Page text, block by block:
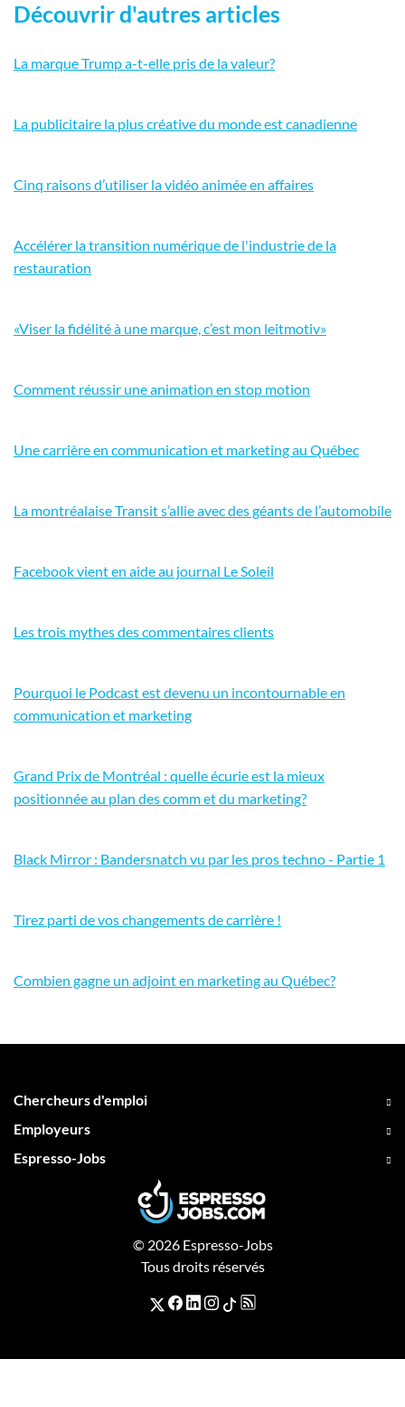
Découvrir d'autres articles
La marque Trump a-t-elle pris de la valeur?
La publicitaire la plus créative du monde est canadienne
Cinq raisons d’utiliser la vidéo animée en affaires
Accélérer la transition numérique de l'industrie de la
restauration
«Viser la fidélité à une marque, c’est mon leitmotiv»
Comment réussir une animation en stop motion
Une carrière en communication et marketing au Québec
La montréalaise Transit s’allie avec des géants de l’automobile
Facebook vient en aide au journal Le Soleil
Les trois mythes des commentaires clients
Pourquoi le Podcast est devenu un incontournable en
communication et marketing
Grand Prix de Montréal : quelle écurie est la mieux
positionnée au plan des comm et du marketing?
Black Mirror : Bandersnatch vu par les pros techno - Partie 1
Tirez parti de vos changements de carrière !
Combien gagne un adjoint en marketing au Québec?
Chercheurs d'emploi
Employeurs
Espresso-Jobs
© 2026 Espresso-Jobs
Tous droits réservés